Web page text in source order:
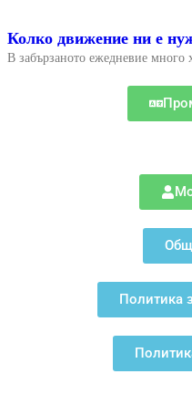
Колко движение ни е
В забързаното ежедневие много
Политика